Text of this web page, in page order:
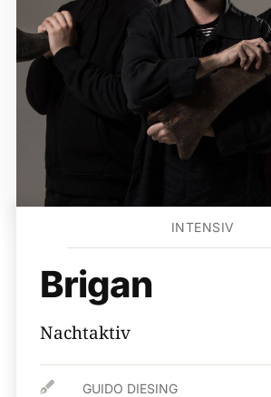
INTENSIV
Brigan
Nachtaktiv
 GUIDO DIESING